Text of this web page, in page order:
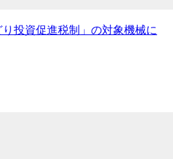
投資促進税制」の対象機械に